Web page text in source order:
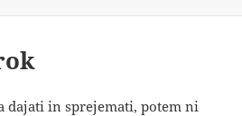
dajati in sprejemati, potem ni